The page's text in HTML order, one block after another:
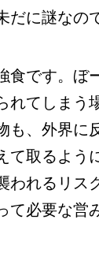
に謎なの
食です。ぼ
れてしまう
も、外界に
て取るよう
われるリス
て必要な営